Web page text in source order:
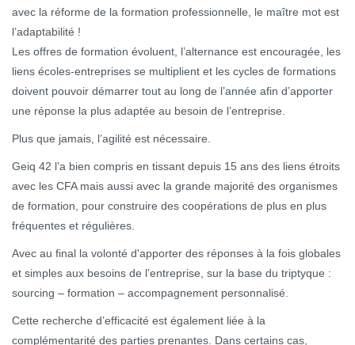
avec la réforme de la formation professionnelle, le maître mot est
l’adaptabilité !
Les offres de formation évoluent, l’alternance est encouragée, les
liens écoles-entreprises se multiplient et les cycles de formations
doivent pouvoir démarrer tout au long de l’année afin d’apporter
une réponse la plus adaptée au besoin de l’entreprise.
Plus que jamais, l’agilité est nécessaire.
Geiq 42 l’a bien compris en tissant depuis 15 ans des liens étroits
avec les CFA mais aussi avec la grande majorité des organismes
de formation, pour construire des coopérations de plus en plus
fréquentes et régulières.
Avec au final la volonté d'apporter des réponses à la fois globales
et simples aux besoins de l’entreprise, sur la base du triptyque :
sourcing – formation – accompagnement personnalisé.
Cette recherche d’efficacité est également liée à la
complémentarité des parties prenantes. Dans certains cas,